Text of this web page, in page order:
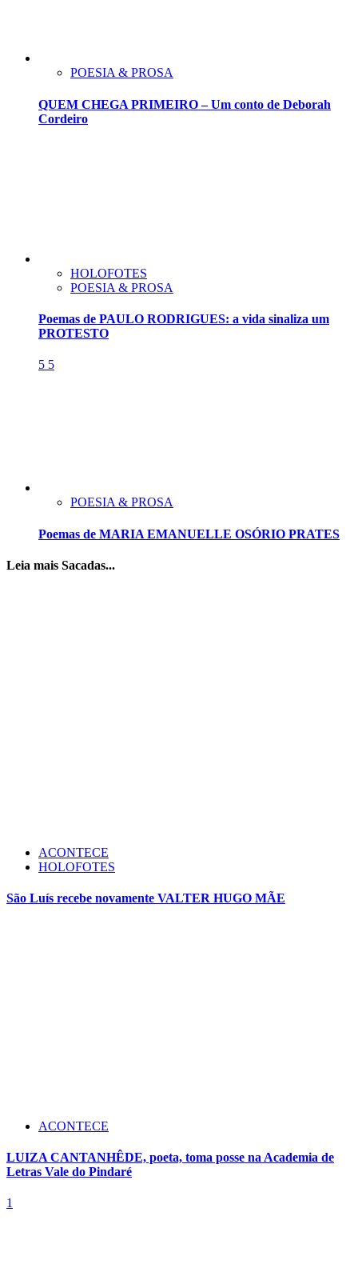
POESIA & PROSA
QUEM CHEGA PRIMEIRO – Um conto de Deborah
Cordeiro
HOLOFOTES
POESIA & PROSA
Poemas de PAULO RODRIGUES: a vida sinaliza um
PROTESTO
5 5
POESIA & PROSA
Poemas de MARIA EMANUELLE OSÓRIO PRATES
Leia mais Sacadas...
ACONTECE
HOLOFOTES
São Luís recebe novamente VALTER HUGO MÃE
ACONTECE
LUIZA CANTANHÊDE, poeta, toma posse na Academia de
Letras Vale do Pindaré
1